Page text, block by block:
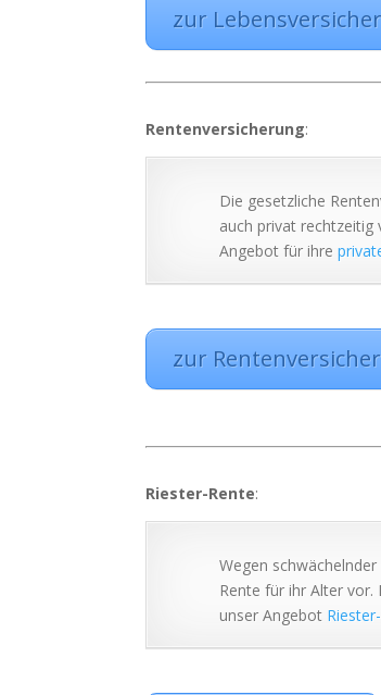
zur
Rentenversicherung:
Die gesetzliche
auch privat
Angebot für ihre
zur
Riester-Rente:
Wegen
Rente für ihr Alter vor.
unser Angebot